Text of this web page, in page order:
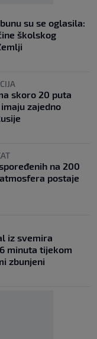
su se oglasila:
školskog
skoro 20 puta
zajedno
na 200
postaje
iz svemira
minuta tijekom
zbunjeni